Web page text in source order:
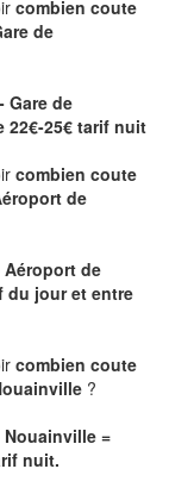
combien coute
de
Gare de
22€-25€ tarif nuit
combien coute
de
de
du jour et entre
combien coute
?
=
nuit.